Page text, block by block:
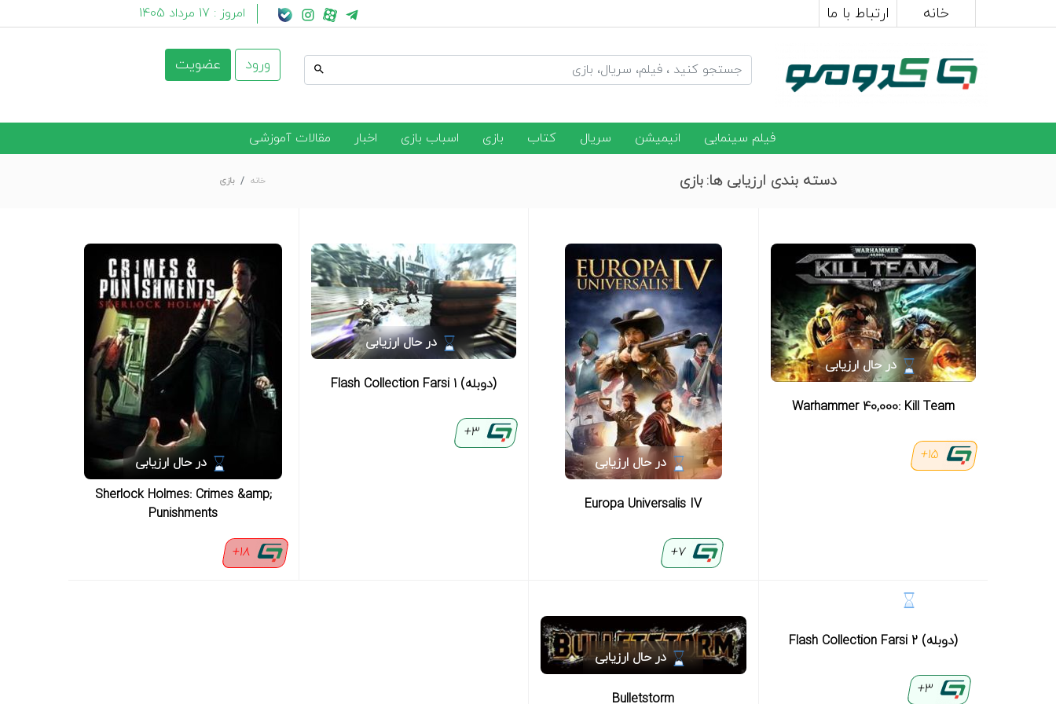
خانه ارتباط با ما امروز : 17 مرداد 1405
ورود عضویت
فیلم سینمایی انیمیشن سریال کتاب بازی اسباب بازی اخبار مقالات آموزشی
دسته بندی ارزیابی ها: بازی خانه بازی
در حال ارزیابی
Warhammer 40,000: Kill Team
15+ در حال ارزیابی
Europa Universalis IV
7+
در حال ارزیابی
(دوبله) Flash Collection Farsi 1
3+
در حال ارزیابی
Sherlock Holmes: Crimes &amp;
Punishments
18+
(دوبله) Flash Collection Farsi 2
3+
در حال ارزیابی
Bulletstorm